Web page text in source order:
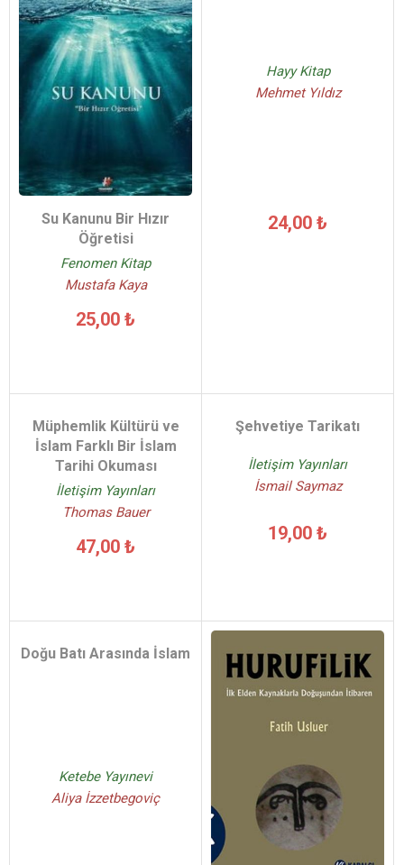
Su Kanunu Bir Hızır
Öğretisi
Fenomen Kitap
Mustafa Kaya
25,00 ₺
Hayy Kitap
Mehmet Yıldız
24,00 ₺
Müphemlik Kültürü ve
İslam Farklı Bir İslam
Tarihi Okuması
İletişim Yayınları
Thomas Bauer
47,00 ₺
Şehvetiye Tarikatı
İletişim Yayınları
İsmail Saymaz
19,00 ₺
Doğu Batı Arasında İslam
Ketebe Yayınevi
Aliya İzzetbegoviç